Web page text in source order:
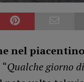
nel
Qualche giorno